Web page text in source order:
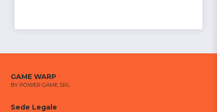
GAME WARP
BY POWER GAME SRL
Sede Legale